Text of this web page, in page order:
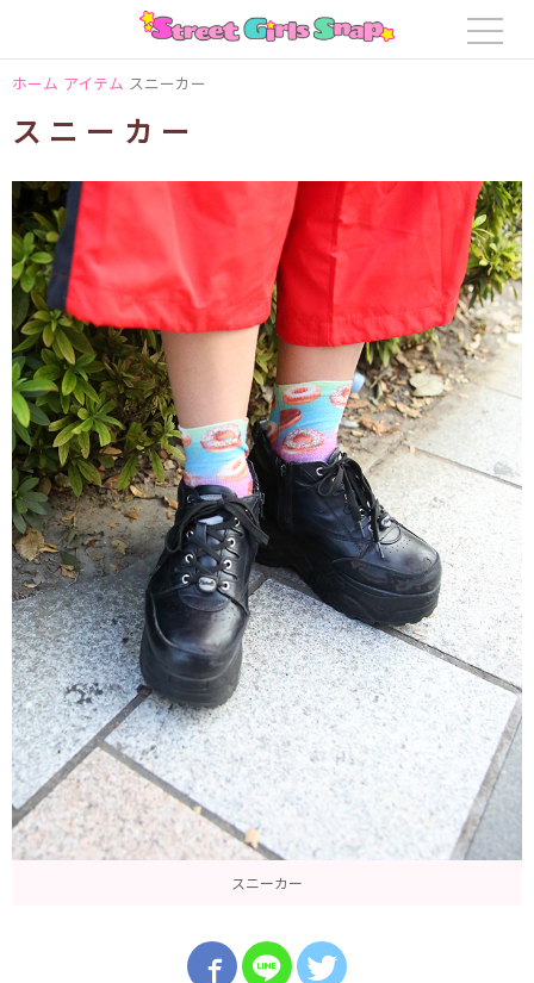
ホーム アイテム スニーカー
スニーカー
スニーカー